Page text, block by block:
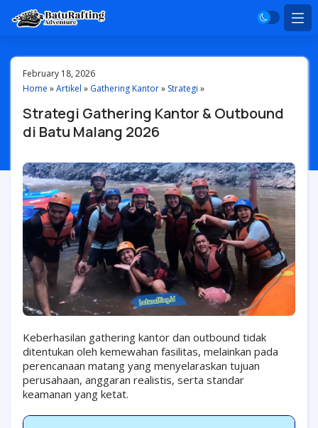
February 18, 2026
Home »Artikel » Gathering Kantor» Strategi »
Strategi Gathering Kantor & Outbound
di Batu Malang 2026
Keberhasilan gathering kantor dan outbound tidak
ditentukan oleh kemewahan fasilitas, melainkan pada
perencanaan matang yang menyelaraskan tujuan
perusahaan, anggaran realistis, serta standar
keamanan yang ketat.